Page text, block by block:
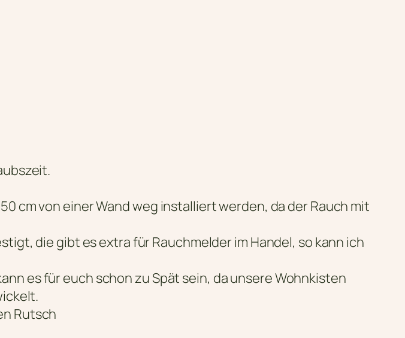
cm von einer Wand weg installiert werden, da der Rauch mit
die gibt es extra für Rauchmelder im Handel, so kann ich
es für euch schon zu Spät sein, da unsere Wohnkisten
Rutsch